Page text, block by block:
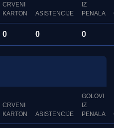
CRVENI
KARTON
ASISTENCIJE
IZ
PENALA
0 0 0
CRVENI
KARTON
ASISTENCIJE
GOLOVI
IZ
PENALA